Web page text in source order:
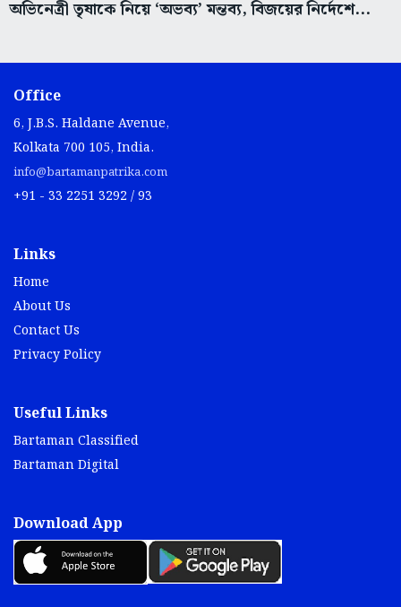
অভিনেত্রী তৃষাকে নিয়ে ‘অভব্য’ মন্তব্য, বিজয়ের নির্দেশে...
Office
6, J.B.S. Haldane Avenue,
Kolkata 700 105, India.
info@bartamanpatrika.com
+91 - 33 2251 3292 / 93
Links
Home
About Us
Contact Us
Privacy Policy
Useful Links
Bartaman Classified
Bartaman Digital
Download App